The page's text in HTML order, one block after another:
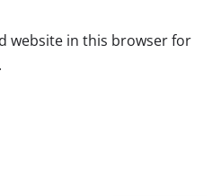
website in this browser for